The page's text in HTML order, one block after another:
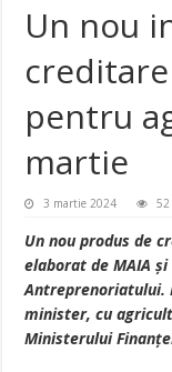
Un nou
pentru
martie
3 martie 2024 52
Un nou produs de
elaborat de MAIA
Antreprenoriatului.
minister, cu
Ministerului